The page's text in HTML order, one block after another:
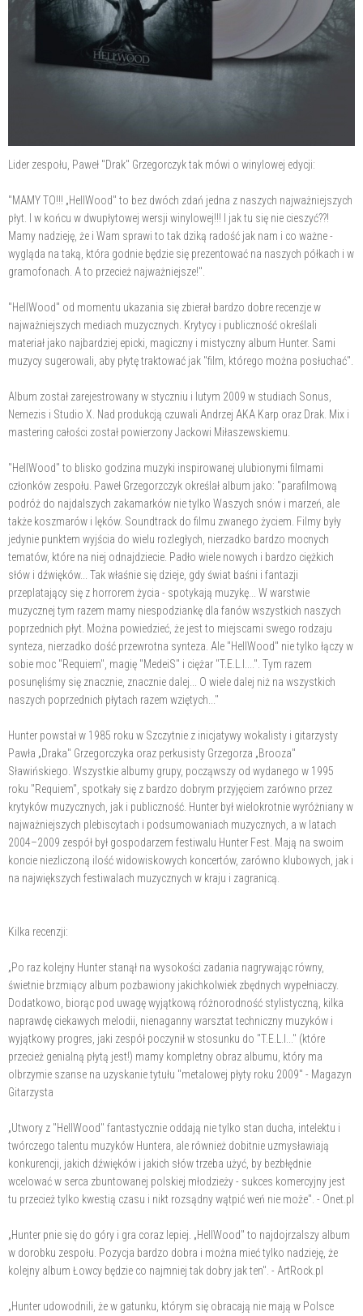
Lider zespołu, Paweł "Drak" Grzegorczyk tak mówi o winylowej edycji:
"MAMY TO!!! „HellWood" to bez dwóch zdań jedna z naszych najważniejszych
płyt. I w końcu w dwupłytowej wersji winylowej!!! I jak tu się nie cieszyć??!
Mamy nadzieję, że i Wam sprawi to tak dziką radość jak nam i co ważne -
wygląda na taką, która godnie będzie się prezentować na naszych półkach i w
gramofonach. A to przecież najważniejsze!".
"HellWood" od momentu ukazania się zbierał bardzo dobre recenzje w
najważniejszych mediach muzycznych. Krytycy i publiczność określali
materiał jako najbardziej epicki, magiczny i mistyczny album Hunter. Sami
muzycy sugerowali, aby płytę traktować jak "film, którego można posłuchać".
Album został zarejestrowany w styczniu i lutym 2009 w studiach Sonus,
Nemezis i Studio X. Nad produkcją czuwali Andrzej AKA Karp oraz Drak. Mix i
mastering całości został powierzony Jackowi Miłaszewskiemu.
"HellWood" to blisko godzina muzyki inspirowanej ulubionymi filmami
członków zespołu. Paweł Grzegorzczyk określał album jako: "parafilmową
podróż do najdalszych zakamarków nie tylko Waszych snów i marzeń, ale
także koszmarów i lęków. Soundtrack do filmu zwanego życiem. Filmy były
jedynie punktem wyjścia do wielu rozległych, nierzadko bardzo mocnych
tematów, które na niej odnajdziecie. Padło wiele nowych i bardzo ciężkich
słów i dźwięków... Tak właśnie się dzieje, gdy świat baśni i fantazji
przeplatający się z horrorem życia - spotykają muzykę... W warstwie
muzycznej tym razem mamy niespodziankę dla fanów wszystkich naszych
poprzednich płyt. Można powiedzieć, że jest to miejscami swego rodzaju
synteza, nierzadko dość przewrotna synteza. Ale "HellWood" nie tylko łączy w
sobie moc "Requiem", magię "MedeiS" i ciężar "T.E.L.I....". Tym razem
posunęliśmy się znacznie, znacznie dalej... O wiele dalej niż na wszystkich
naszych poprzednich płytach razem wziętych..."
Hunter powstał w 1985 roku w Szczytnie z inicjatywy wokalisty i gitarzysty
Pawła „Draka" Grzegorczyka oraz perkusisty Grzegorza „Brooza"
Sławińskiego. Wszystkie albumy grupy, począwszy od wydanego w 1995
roku "Requiem", spotkały się z bardzo dobrym przyjęciem zarówno przez
krytyków muzycznych, jak i publiczność. Hunter był wielokrotnie wyróżniany w
najważniejszych plebiscytach i podsumowaniach muzycznych, a w latach
2004–2009 zespół był gospodarzem festiwalu Hunter Fest. Mają na swoim
koncie niezliczoną ilość widowiskowych koncertów, zarówno klubowych, jak i
na największych festiwalach muzycznych w kraju i zagranicą.
Kilka recenzji:
„Po raz kolejny Hunter stanął na wysokości zadania nagrywając równy,
świetnie brzmiący album pozbawiony jakichkolwiek zbędnych wypełniaczy.
Dodatkowo, biorąc pod uwagę wyjątkową różnorodność stylistyczną, kilka
naprawdę ciekawych melodii, nienaganny warsztat techniczny muzyków i
wyjątkowy progres, jaki zespół poczynił w stosunku do "T.E.L.I..." (które
przecież genialną płytą jest!) mamy kompletny obraz albumu, który ma
olbrzymie szanse na uzyskanie tytułu "metalowej płyty roku 2009" - Magazyn
Gitarzysta
„Utwory z "HellWood" fantastycznie oddają nie tylko stan ducha, intelektu i
twórczego talentu muzyków Huntera, ale również dobitnie uzmysławiają
konkurencji, jakich dźwięków i jakich słów trzeba użyć, by bezbłędnie
wcelować w serca zbuntowanej polskiej młodzieży - sukces komercyjny jest
tu przecież tylko kwestią czasu i nikt rozsądny wątpić weń nie może". - Onet.pl
„Hunter pnie się do góry i gra coraz lepiej. „HellWood" to najdojrzalszy album
w dorobku zespołu. Pozycja bardzo dobra i można mieć tylko nadzieję, że
kolejny album Łowcy będzie co najmniej tak dobry jak ten". - ArtRock.pl
„Hunter udowodnili, że w gatunku, którym się obracają nie mają w Polsce